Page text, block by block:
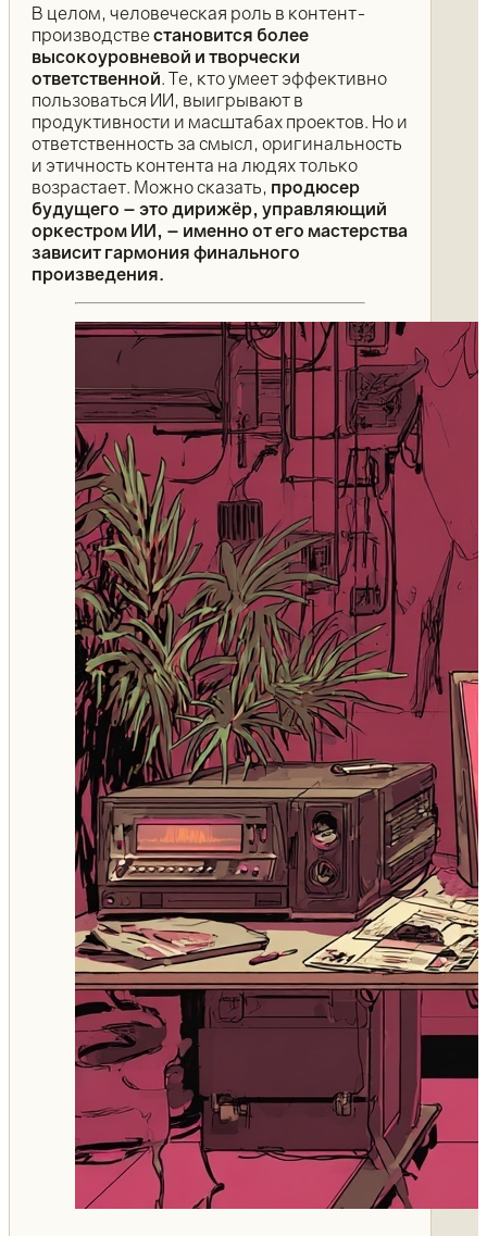
В целом, человеческая роль в контент-
производствестановится более
высокоуровневой и творчески
ответственной. Те, кто умеет эффективно
пользоваться ИИ, выигрывают в
продуктивности и масштабах проектов. Но и
ответственность за смысл, оригинальность
и этичность контента на людях только
возрастает. Можно сказать, продюсер
будущего – это дирижёр, управляющий
оркестром ИИ, – именно от его мастерства
зависит гармония финального
произведения.